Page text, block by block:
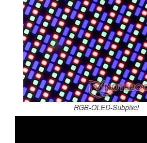
RGB-OLED-Subpixel